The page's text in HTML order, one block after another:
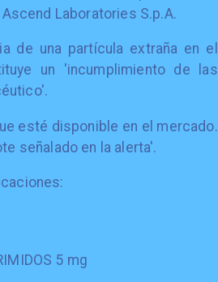
Laboratories S.p.A.
de una partícula extraña en el
un 'incumplimiento de las
esté disponible en el mercado.
señalado en la alerta'.
5 mg